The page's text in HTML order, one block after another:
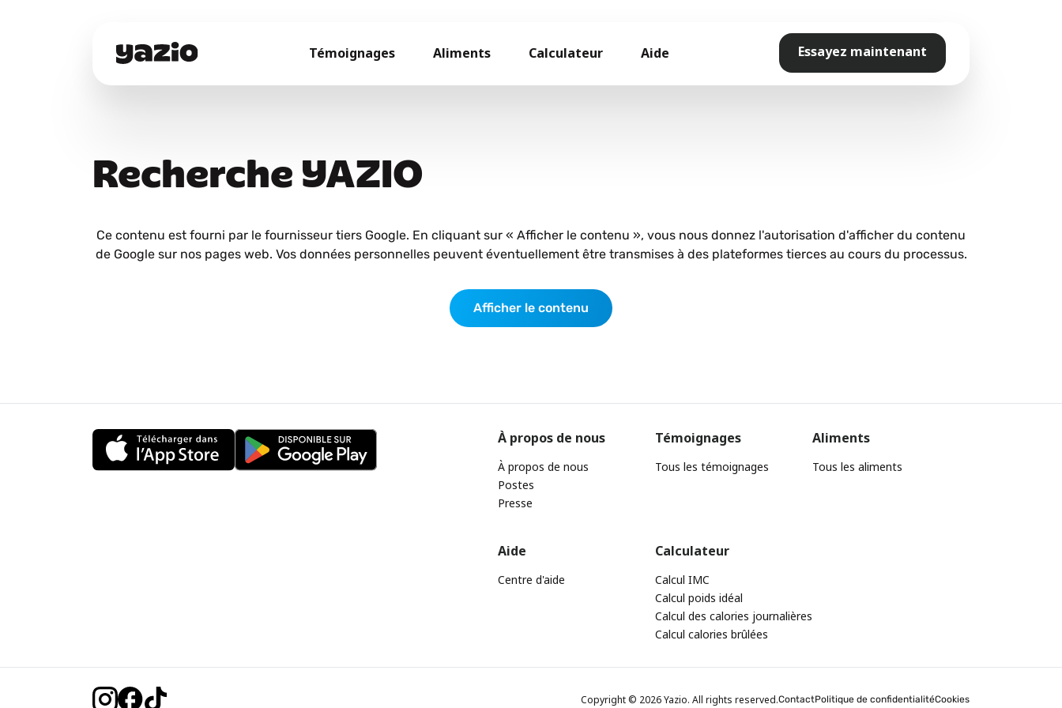
Témoignages Aliments Calculateur Aide Essayez maintenant
Recherche YAZIO
Ce contenu est fourni par le fournisseur tiers Google. En cliquant sur « Afficher le contenu », vous nous donnez l'autorisation d'afficher du contenu
de Google sur nos pages web. Vos données personnelles peuvent éventuellement être transmises à des plateformes tierces au cours du processus.
Afficher le contenu
À propos de nous
À propos de nous
Postes
Presse
Témoignages
Tous les témoignages
Aliments
Tous les aliments
Aide
Centre d'aide
Calculateur
Calcul IMC
Calcul poids idéal
Calcul des calories journalières
Calcul calories brûlées
Copyright © 2026 Yazio. All rights reserved.ContactPolitique de confidentialitéCookies